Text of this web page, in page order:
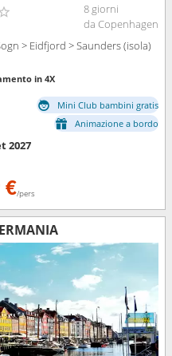
8 giorni
da Copenhagen
> Eidfjord > Saunders (isola)
in 4X
Mini Club bambini gratis
Animazione a bordo
2027
€/pers